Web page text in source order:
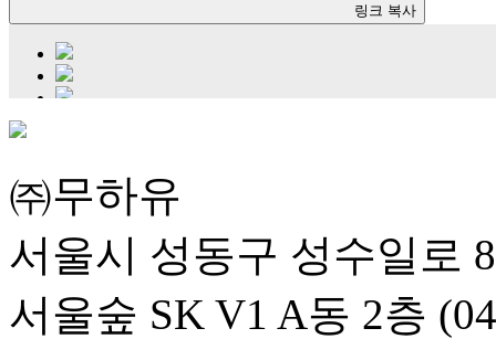
링크 복사
㈜무하유
서울시 성동구 성수일로
서울숲 SK V1 A동 2층